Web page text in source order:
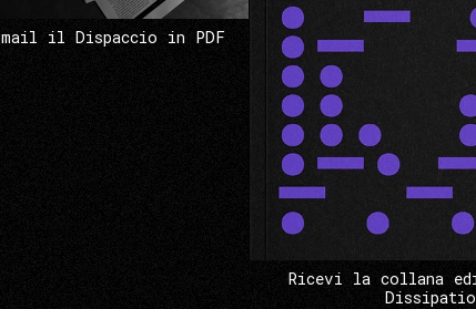
il Dispaccio in PDF
Ricevi la collana
Dissipatio